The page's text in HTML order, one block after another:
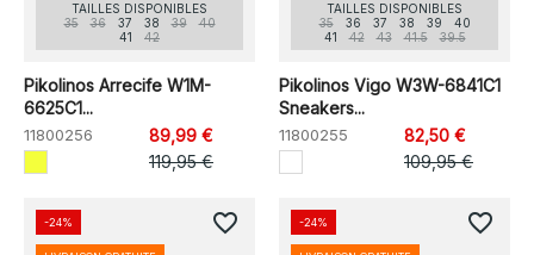
TAILLES DISPONIBLES
35
36 37 38 39
40
41
42
Pikolinos Arrecife W1M-
6625C1...
11800256
89,99 €
119,95 €
TAILLES DISPONIBLES
35
36 37 38 39
40
41
42 43 41.5 39.5
Pikolinos Vigo W3W-6841C1
Sneakers...
11800255
82,50 €
109,95 €
-24% favorite_border -24% favorite_border